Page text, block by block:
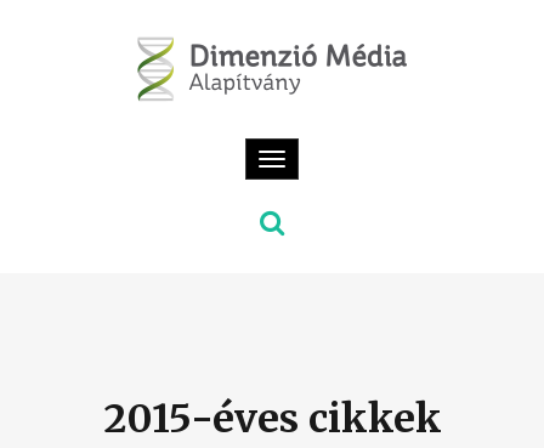
Toggle
navigation
2015-éves cikkek